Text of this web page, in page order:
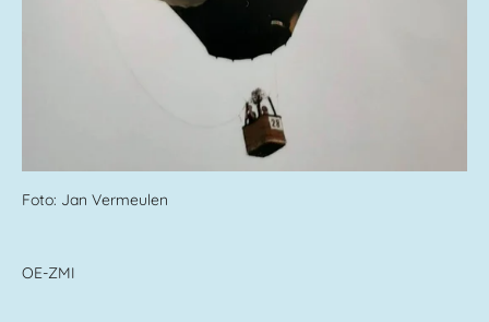
Foto: Jan Vermeulen
OE-ZMI